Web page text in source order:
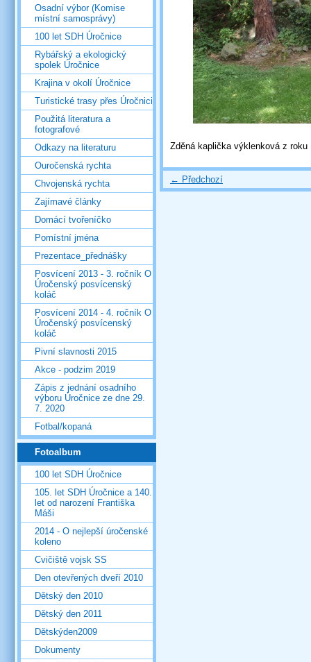
Zděná kaplička výklenková z roku
← Předchozí
Osadní výbor (Komise
místní samosprávy)
100 let SDH Úročnice
Rybářský a ekologický
spolek Úročnice
Krajina v okolí Úročnice
Turistické trasy přes Úročnici
Použitá literatura a
fotografové
Odkazy na literaturu
Ouročenská rychta
Chvojenská rychta
Zajímavé články
Domácí tvořeníčko
Pomístní jména
Prezentace_přednášky
Posvícení 2013 - 3. ročník O
Úročenský posvícenský
koláč
Posvícení 2014 - 4. ročník O
Úročenský posvícenský
koláč
Pivní slavnosti 2015
Akce - podzim 2019
Zápis z jednání osadního
výboru Úročnice ze dne 29.
7. 2020
Fotbal/kopaná
Fotoalbum
100 let SDH Úročnice
105. let SDH Úročnice a 140.
let od narození Františka
Máši
2014 - O nejlepší úročenské
koleno
Cvičiště vojsk SS
Den otevřených dveří 2010
Dětský den 2010
Dětský den 2011
Dětskýden2009
Dokumenty